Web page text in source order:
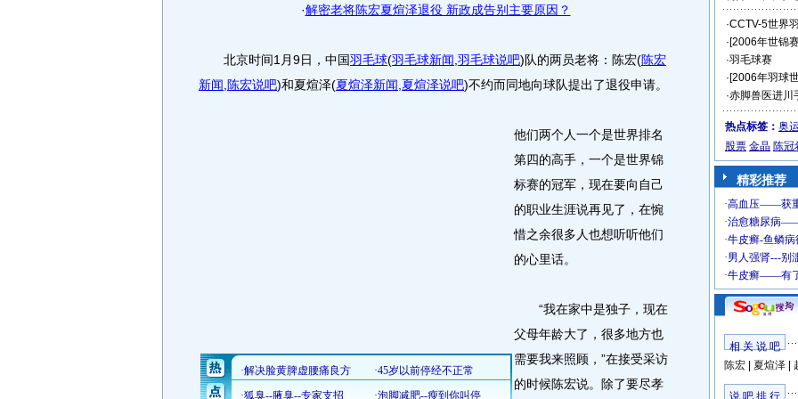
·解密老将陈宏夏煊泽退役 新政成告别主要原因？
北京时间1月9日，中国羽毛球(羽毛球新闻 羽毛球说吧)队的两员老将：陈宏(陈宏
新闻 陈宏说吧)和夏煊泽(夏煊泽新闻 夏煊泽说吧)不约而同地向球队提出了退役申请。
他们两个人一个是世界排名
第四的高手，一个是世界锦
标赛的冠军，现在要向自己
的职业生涯说再见了，在惋
惜之余很多人也想听听他们
的心里话。
“我在家中是独子，现在
父母年龄大了，很多地方也
需要我来照顾，”在接受采访
的时候陈宏说。除了要尽孝
·CCTV-5世界
·[2006年世锦
·羽毛球赛
·[2006年羽球
·赤脚兽医进川
热点标签： 奥
股票 金晶 陈冠
精彩推荐
相 关 说 吧
陈宏| 夏煊泽|
说 吧 排 行